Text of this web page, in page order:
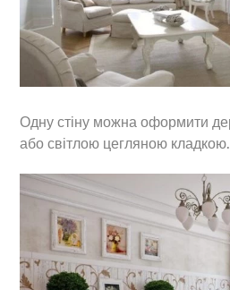
Одну стіну можна оформити
або світлою цегляною кладкою.